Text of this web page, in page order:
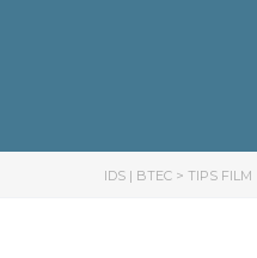
IDS | BTEC > TIPS FILM